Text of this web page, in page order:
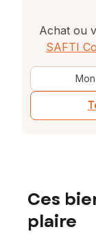
Achat ou
SAFTI
Ces
plaire